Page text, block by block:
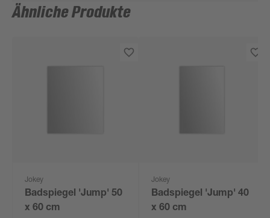
Ähnliche Produkte
Jokey
Badspiegel 'Jump' 50
x 60 cm
Jokey
Badspiegel 'Jump' 40
x 60 cm